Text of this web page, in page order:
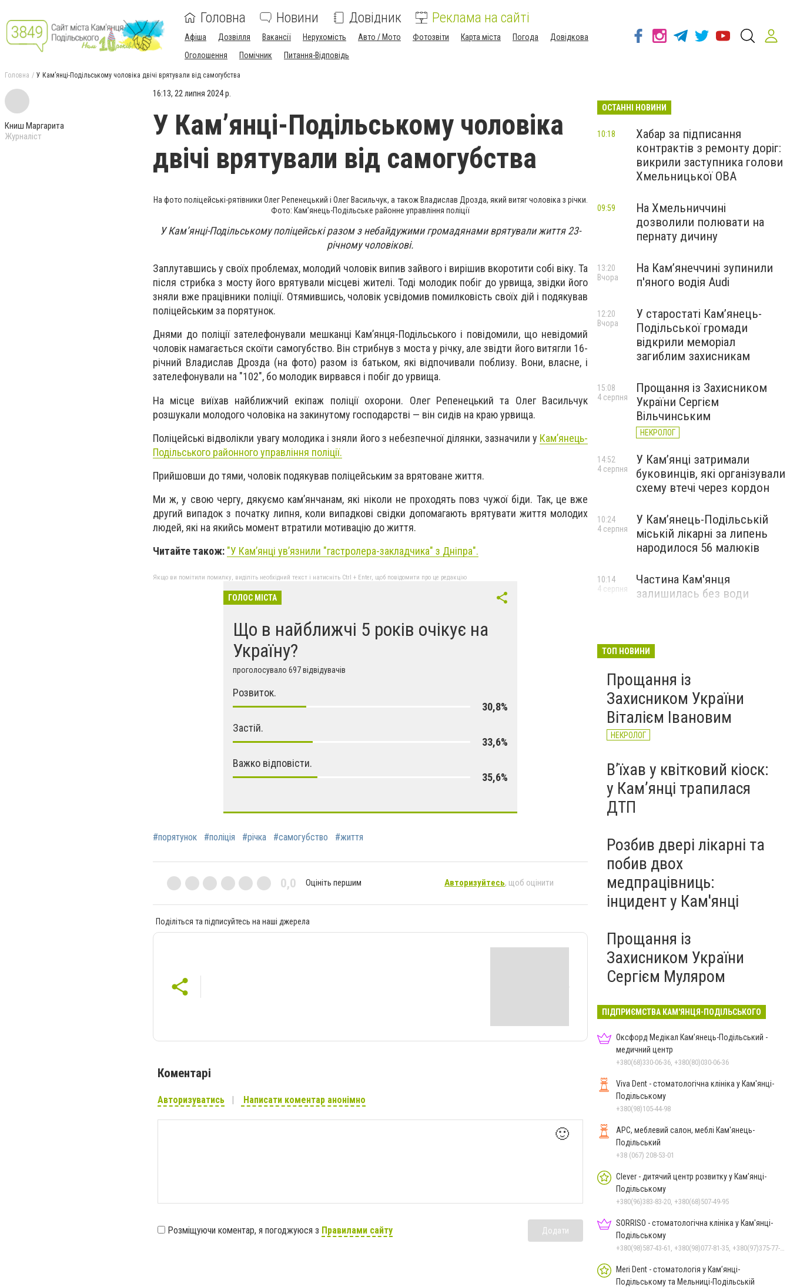
Головна Новини Довідник Реклама на сайті
Афіша Дозвілля Вакансії Нерухомість Авто / Мото Фотозвіти Карта міста Погода
Довідкова
Оголошення
Помічник Питання-Відповідь
Головна У Кам’янці-Подільському чоловіка двічі врятували від самогубства
Книш Маргарита
Журналіст
16:13, 22 липня 2024 р.
У Кам’янці-Подільському чоловіка
двічі врятували від самогубства
На фото поліцейські-рятівники Олег Репенецький і Олег Васильчук, а також Владислав Дрозда, який витяг чоловіка з річки.
Фото: Кам’янець-Подільське районне управління поліції
У Кам’янці-Подільському поліцейські разом з небайдужими громадянами врятували життя 23-
річному чоловікові.
Заплутавшись у своїх проблемах, молодий чоловік випив зайвого і вирішив вкоротити собі віку. Та
після стрибка з мосту його врятували місцеві жителі. Тоді молодик побіг до урвища, звідки його
зняли вже працівники поліції. Отямившись, чоловік усвідомив помилковість своїх дій і подякував
поліцейським за порятунок.
Днями до поліції зателефонували мешканці Кам’янця-Подільського і повідомили, що невідомий
чоловік намагається скоїти самогубство. Він стрибнув з моста у річку, але звідти його витягли 16-
річний Владислав Дрозда (на фото) разом із батьком, які відпочивали поблизу. Вони, власне, і
зателефонували на "102", бо молодик вирвався і побіг до урвища.
На місце виїхав найближчий екіпаж поліції охорони. Олег Репенецький та Олег Васильчук
розшукали молодого чоловіка на закинутому господарстві — він сидів на краю урвища.
Поліцейські відволікли увагу молодика і зняли його з небезпечної ділянки, зазначили у Кам’янець-
Подільського районного управління поліції.
Прийшовши до тями, чоловік подякував поліцейським за врятоване життя.
Ми ж, у свою чергу, дякуємо кам’янчанам, які ніколи не проходять повз чужої біди. Так, це вже
другий випадок з початку липня, коли випадкові свідки допомагають врятувати життя молодих
людей, які на якийсь момент втратили мотивацію до життя.
Читайте також: "У Кам’янці ув’язнили "гастролера-закладчика" з Дніпра".
Якщо ви помітили помилку, виділіть необхідний текст і натисніть Ctrl + Enter, щоб повідомити про це редакцію
ГОЛОС МІСТА
Що в найближчі 5 років очікує на
Україну?
проголосувало 697 відвідувачів
Розвиток.
30,8%
Застій.
33,6%
Важко відповісти.
35,6%
#порятунок #поліція #річка #самогубство #життя
0,0 Оцініть першим Авторизуйтесь, щоб оцінити
Поділіться та підписуйтесь на наші джерела
Коментарі
Авторизуватись Написати коментар анонімно
🙂
Розміщуючи коментар, я погоджуюся з Правилами сайту Додати
ОСТАННІ НОВИНИ
Хабар за підписання
контрактів з ремонту доріг:
викрили заступника голови
Хмельницької ОВА
10:18
На Хмельниччині
дозволили полювати на
пернату дичину
09:59
На Камʼянеччині зупинили
п'яного водія Audi
13:20
Вчора
У старостаті Кам’янець-
Подільської громади
відкрили меморіал
загиблим захисникам
12:20
Вчора
Прощання із Захисником
України Сергієм
Вільчинським
НЕКРОЛОГ
15:08
4 серпня
У Кам’янці затримали
буковинців, які організували
схему втечі через кордон
14:52
4 серпня
У Кам’янець-Подільській
міській лікарні за липень
народилося 56 малюків
10:24
4 серпня
Частина Кам'янця
залишилась без води
10:14
4 серпня
ТОП НОВИНИ
Прощання із
Захисником України
Віталієм Івановим
НЕКРОЛОГ
Вʼїхав у квітковий кіоск:
у Камʼянці трапилася
ДТП
Розбив двері лікарні та
побив двох
медпрацівниць:
інцидент у Кам'янці
Прощання із
Захисником України
Сергієм Муляром
ПІДПРИЄМСТВА КАМ'ЯНЦЯ-ПОДІЛЬСЬКОГО
Оксфорд Медікал Кам’янець-Подільський -
медичний центр
+380(68)330-06-36, +380(80)030-06-36
Viva Dent - стоматологічна клініка у Кам'янці-
Подільському
+380(98)105-44-98
АРС, меблевий салон, меблі Кам'янець-
Подільський
+38 (067) 208-53-01
Clever - дитячий центр розвитку у Кам’янці-
Подільському
+380(96)383-83-20, +380(68)507-49-95
SORRISO - стоматологічна клініка у Кам'янці-
Подільському
+380(98)587-43-61, +380(98)077-81-35, +380(97)375-77-72, +380(97)982-31-07
Meri Dent - стоматологія у Кам’янці-
Подільському та Мельниці-Подільській